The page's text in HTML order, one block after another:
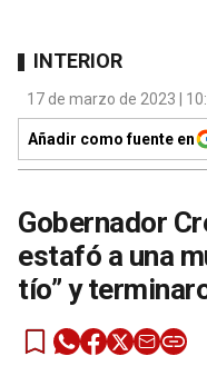
INTERIOR
17 de marzo de 2023 |
Añadir como fuente en
Gobernador
estafó a una
tío” y